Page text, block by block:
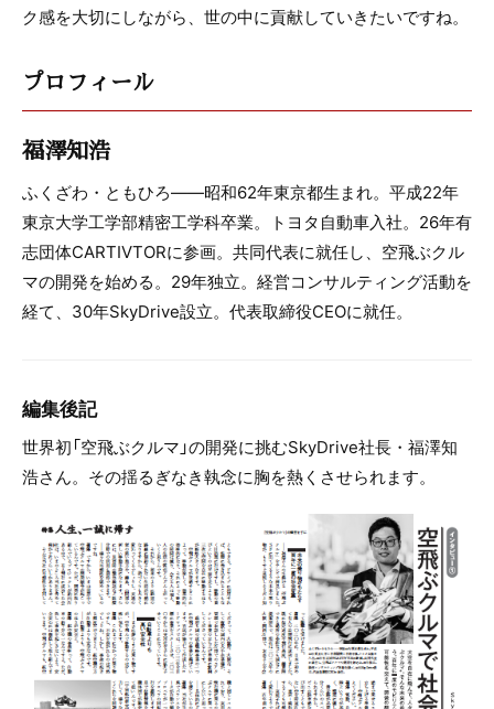
ク感を大切にしながら、世の中に貢献していきたいですね。
プロフィール
福澤知浩
ふくざわ・ともひろ――昭和62年東京都生まれ。平成22年
東京大学工学部精密工学科卒業。トヨタ自動車入社。26年有
志団体CARTIVTORに参画。共同代表に就任し、空飛ぶクル
マの開発を始める。29年独立。経営コンサルティング活動を
経て、30年SkyDrive設立。代表取締役CEOに就任。
編集後記
世界初「空飛ぶクルマ」の開発に挑むSkyDrive社長・福澤知
浩さん。その揺るぎなき執念に胸を熱くさせられます。